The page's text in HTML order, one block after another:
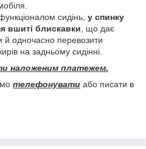
сидінь, у спинку
вшиті блискавки, що дає
й одночасно перевозити
на задньому сидінні.
наложеним платежем.
телефонувати або писати в